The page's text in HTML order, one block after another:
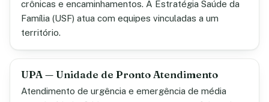
crônicas e encaminhamentos. A Estratégia Saúde da
Família (USF) atua com equipes vinculadas a um
território.
UPA — Unidade de Pronto Atendimento
Atendimento de urgência e emergência de média